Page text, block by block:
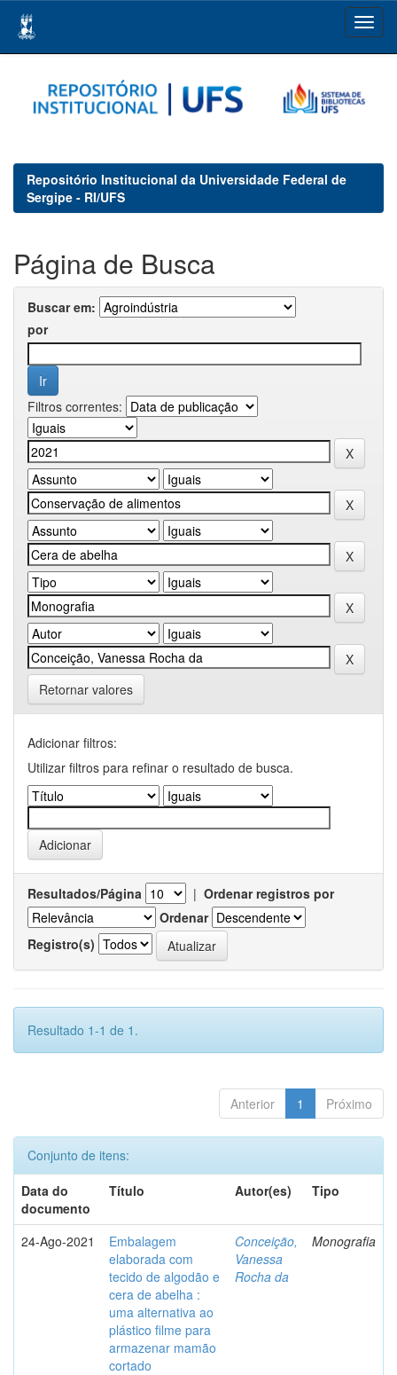
navigation
Repositório Institucional da Universidade Federal de
Sergipe - RI/UFS
Página de Busca
Buscar em:
por
Filtros correntes:
Retornar valores
Adicionar filtros:
Utilizar filtros para refinar o resultado de busca.
Resultados/Página | Ordenar registros por
Ordenar
Registro(s)
Resultado 1-1 de 1.
Anterior 1 Próximo
Conjunto de itens:
Data do
documento
Título Autor(es) Tipo
24-Ago-2021
Embalagem
elaborada com
tecido de algodão e
cera de abelha :
uma alternativa ao
plástico filme para
armazenar mamão
cortado
Conceição,
Vanessa
Rocha da
Monografia